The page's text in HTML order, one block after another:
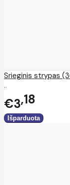
Srieginis strypas
..
€3 18